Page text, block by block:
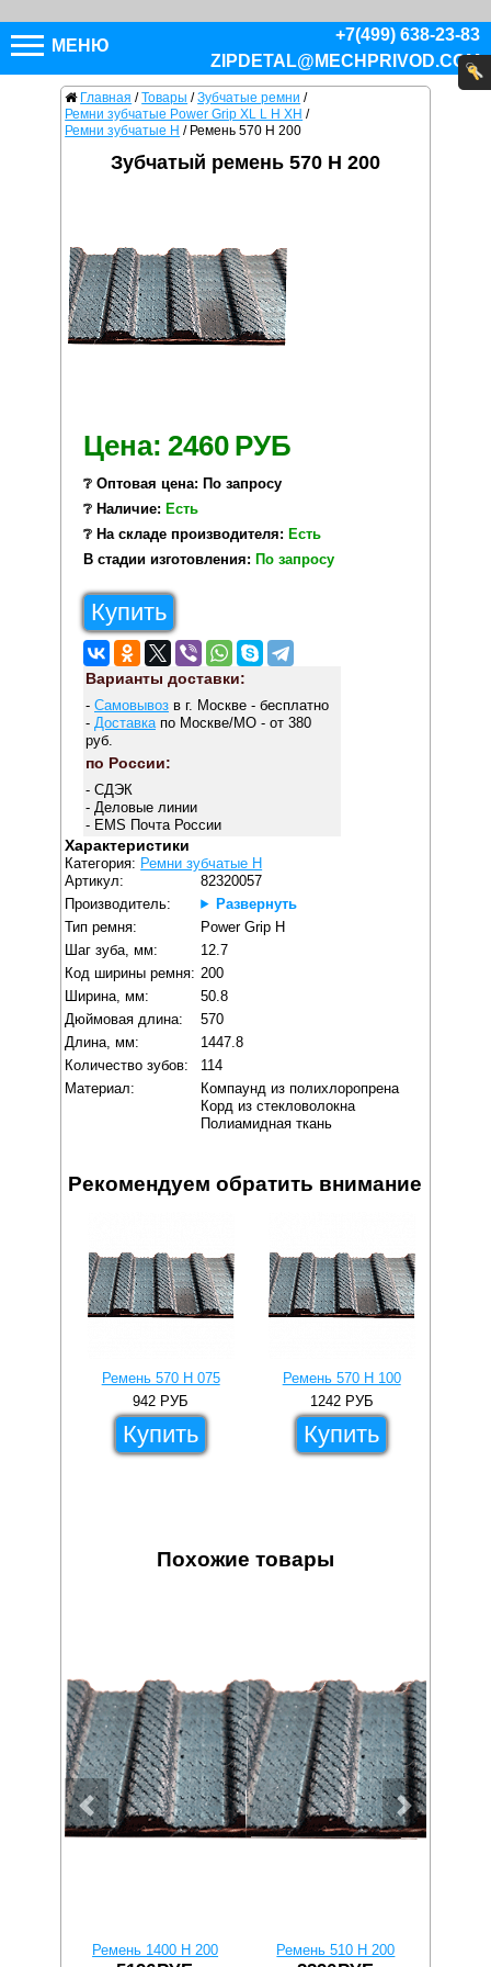
МЕНЮ
+7(499) 638-23-83
ZIPDETAL@MECHPRIVOD.COM
Главная / Товары / Зубчатые ремни /
Ремни зубчатые Power Grip XL L H XH /
Ремни зубчатые H / Ремень 570 H 200
Зубчатый ремень 570 H 200
Цена: 2460 РУБ
❔ Оптовая цена: По запросу
❔ Наличие: Есть
❔ На складе производителя: Есть
В стадии изготовления: По запросу
Купить
Варианты доставки:
- Самовывозв г. Москве - бесплатно
- Доставкапо Москве/МО - от 380
руб.
по России:
- СДЭК
- Деловые линии
- EMS Почта России
Характеристики
Категория: Ремни зубчатые H
Артикул:
82320057
Производитель:
Развернуть
Тип ремня:
Power Grip H
Шаг зуба, мм:
12.7
Код ширины ремня: 200
Ширина, мм:
50.8
Дюймовая длина:
570
Длина, мм:
1447.8
Количество зубов:
114
Материал:
Компаунд из полихлоропрена
Корд из стекловолокна
Полиамидная ткань
Рекомендуем обратить внимание
Ремень 570 H 075
942 РУБ
Купить
Ремень 570 H 100
1242 РУБ
Купить
Похожие товары
Ремень 1400 H 200 Ремень 510 H 200